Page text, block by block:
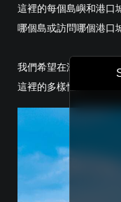
這裡的每個島嶼和港口
哪個島或訪問哪個港口
我們希望在瀨戶內地區
這裡的多樣性。